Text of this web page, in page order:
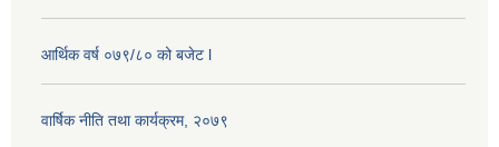
आर्थिक वर्ष ०७९/८० को बजेट l
वार्षिक नीति तथा कार्यक्रम, २०७९